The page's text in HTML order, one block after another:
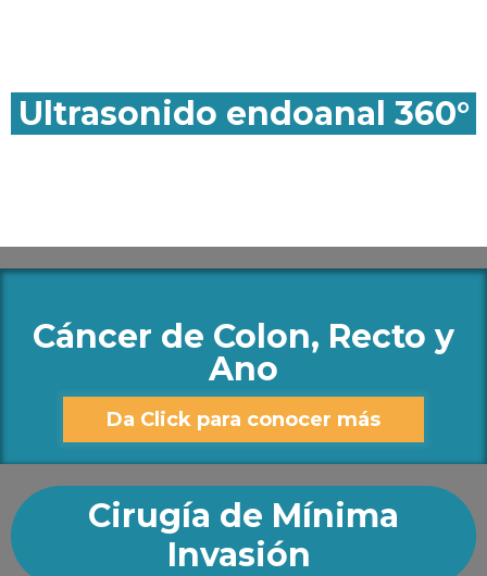
Ultrasonido endoanal 360°
Cáncer de Colon, Recto y
Ano
Da Click para conocer más
Cirugía de Mínima
Invasión